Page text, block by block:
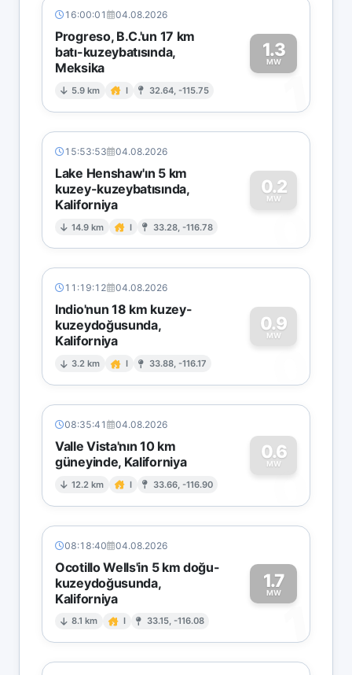
16:00:01 04.08.2026
Progreso, B.C.'un 17 km
batı-kuzeybatısında,
Meksika
5.9 km I 32.64, -115.75
1.3
MW
1
15:53:53 04.08.2026
Lake Henshaw'ın 5 km
kuzey-kuzeybatısında,
Kaliforniya
14.9 km I 33.28, -116.78
0.2
MW
0
11:19:12 04.08.2026
Indio'nun 18 km kuzey-
kuzeydoğusunda,
Kaliforniya
3.2 km I 33.88, -116.17
0.9
MW
0
08:35:41 04.08.2026
Valle Vista'nın 10 km
güneyinde, Kaliforniya
12.2 km I 33.66, -116.90
0.6
MW
0
08:18:40 04.08.2026
Ocotillo Wells'in 5 km doğu-
kuzeydoğusunda,
Kaliforniya
8.1 km I 33.15, -116.08
1.7
MW
1